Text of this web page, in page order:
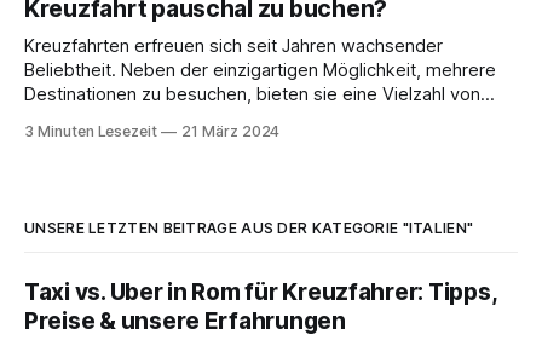
Cruises (MSC) * Royal Caribbean Interational (Royal
Carribean) * Norwegian Cruise Line (NCL) Kurzüberblick der
Reedereien
Kreuzfahrt pauschal zu buchen?
Kreuzfahrten erfreuen sich seit Jahren wachsender
Beliebtheit. Neben der einzigartigen Möglichkeit, mehrere
Destinationen zu besuchen, bieten sie eine Vielzahl von
Optionen ist das Getränkepaket, das oft im Voraus pauschal
3 Minuten Lesezeit 21 März 2024
UNSERE LETZTEN BEITRÄGE AUS DER KATEGORIE "ITALIEN"
Taxi vs. Uber in Rom für Kreuzfahrer: Tipps,
Preise & unsere Erfahrungen